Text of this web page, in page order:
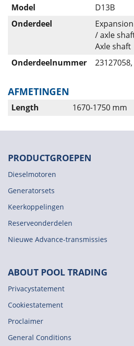
Model
D13B
Onderdeel
/ axle
Axle shaft
Onderdeelnummer
AFMETINGEN
Length 1670-1750 mm
PRODUCTGROEPEN
Dieselmotoren
Generatorsets
Keerkoppelingen
Reserveonderdelen
Nieuwe Advance-transmissies
ABOUT POOL TRADING
Privacystatement
Cookiestatement
Proclaimer
General Conditions